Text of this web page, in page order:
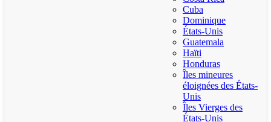
Cuba
Dominique
États-Unis
Guatemala
Haïti
Honduras
Îles mineures
éloignées des États-
Unis
Îles Vierges des
États-Unis